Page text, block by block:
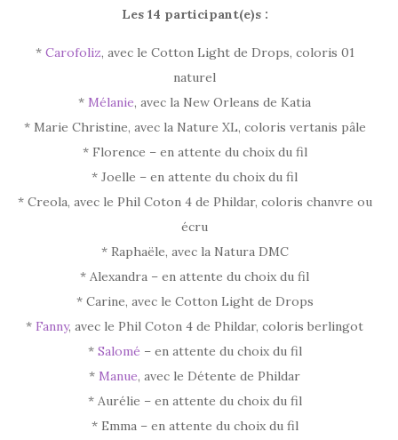
Les 14 participant(e)s :
* Carofoliz, avec le Cotton Light de Drops, coloris 01
naturel
* Mélanie, avec la New Orleans de Katia
* Marie Christine, avec la Nature XL, coloris vertanis pâle
* Florence – en attente du choix du fil
* Joelle – en attente du choix du fil
* Creola, avec le Phil Coton 4 de Phildar, coloris chanvre ou
écru
* Raphaële, avec la Natura DMC
* Alexandra – en attente du choix du fil
* Carine, avec le Cotton Light de Drops
* Fanny, avec le Phil Coton 4 de Phildar, coloris berlingot
* Salomé – en attente du choix du fil
* Manue, avec le Détente de Phildar
* Aurélie – en attente du choix du fil
* Emma – en attente du choix du fil